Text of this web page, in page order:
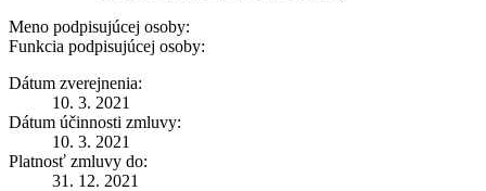
Meno podpisujúcej osoby:
Funkcia podpisujúcej osoby:
Dátum zverejnenia:
10. 3. 2021
Dátum účinnosti zmluvy:
10. 3. 2021
Platnosť zmluvy do:
31. 12. 2021